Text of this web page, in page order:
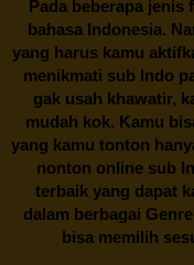
Pada beberapa
bahasa Indonesia.
yang harus kamu
menikmati sub Indo
gak usah khawatir,
mudah kok. Kamu
yang kamu tonton
nonton online sub
terbaik yang dapat
dalam berbagai
bisa memilih